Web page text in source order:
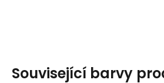
Související barvy